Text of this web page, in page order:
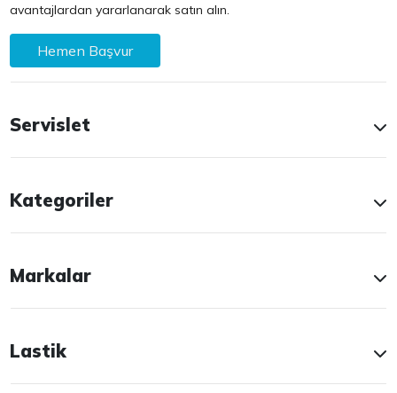
avantajlardan yararlanarak satın alın.
Hemen Başvur
Servislet
Kategoriler
Markalar
Lastik